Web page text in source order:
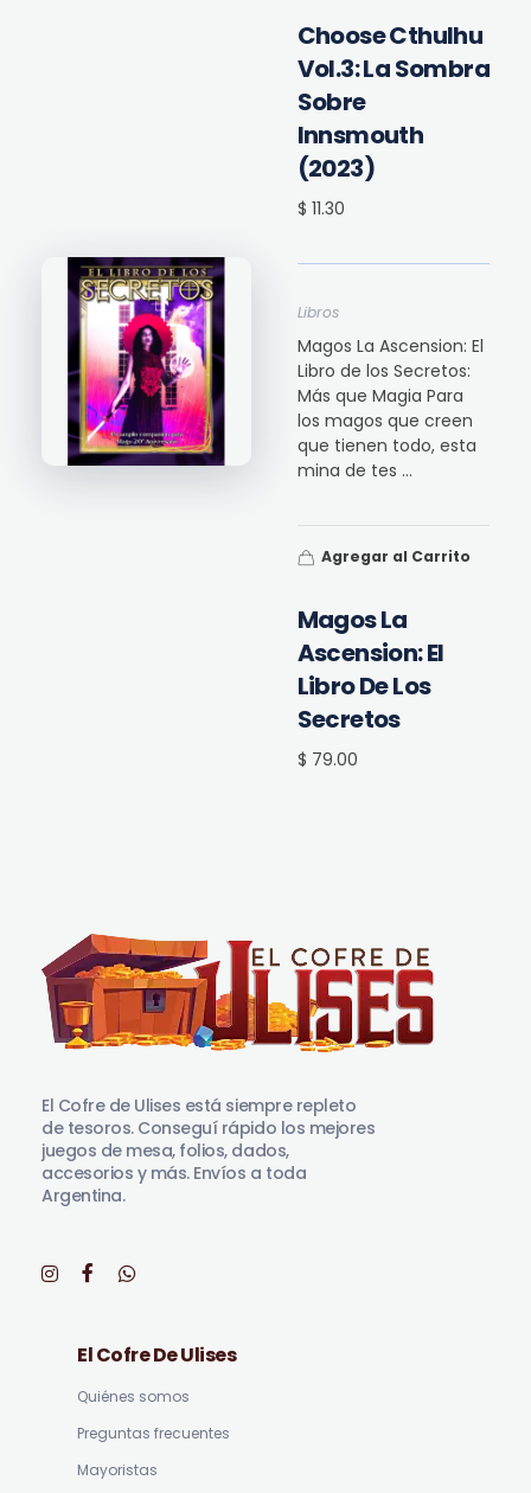
Choose Cthulhu
Vol.3: La Sombra
Sobre
Innsmouth
(2023)
$ 11.30
Magos La
Ascension: El
Libro De Los
Secretos
$ 79.00
Libros
Magos La Ascension: El
Libro de los Secretos:
Más que Magia Para
los magos que creen
que tienen todo, esta
mina de tes ...
Agregar al Carrito
El Cofre de Ulises está siempre repleto
de tesoros. Conseguí rápido los mejores
juegos de mesa, folios, dados,
accesorios y más. Envíos a toda
Argentina.
El Cofre De Ulises
Quiénes somos
Preguntas frecuentes
Mayoristas